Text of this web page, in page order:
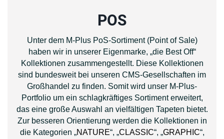
POS
Unter dem M-Plus PoS-Sortiment (Point of Sale)
haben wir in unserer Eigenmarke, „die Best Off“
Kollektionen zusammengestellt. Diese Kollektionen
sind bundesweit bei unseren CMS-Gesellschaften im
Großhandel zu finden. Somit wird unser M-Plus-
Portfolio um ein schlagkräftiges Sortiment erweitert,
das eine große Auswahl an vielfältigen Tapeten bietet.
Zur besseren Orientierung werden die Kollektionen in
die Kategorien „NATURE“, „CLASSIC“, „GRAPHIC“,